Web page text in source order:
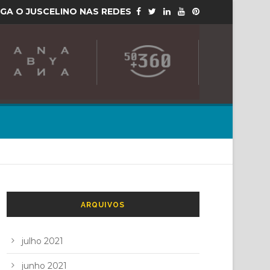
O JUSCELINO NAS REDES
ARQUIVOS
julho 2021
junho 2021